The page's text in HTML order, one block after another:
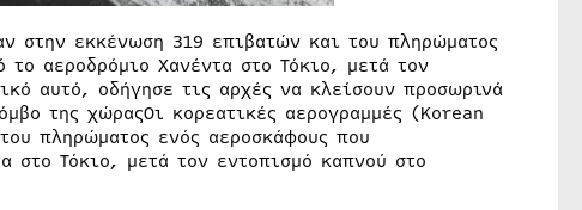
στην εκκένωση 319 επιβατών και του πληρώματος
αεροδρόμιο Χανέντα στο Τόκιο, μετά τον
αυτό, οδήγησε τις αρχές να κλείσουν προσωρινά
της χώραςΟι κορεατικές αερογραμμές (Korean
πληρώματος ενός αεροσκάφους που
στο Τόκιο, μετά τον εντοπισμό καπνού στο